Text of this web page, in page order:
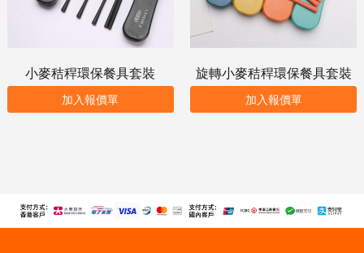
小麥秸稈環保餐具套裝
加入報價單
旋轉小麥秸稈環保餐具套裝
加入報價單